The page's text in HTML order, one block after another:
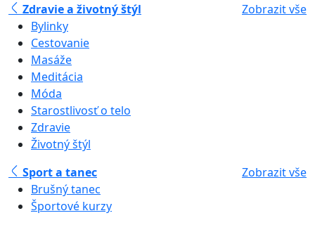
Zdravie a životný štýl
Zobrazit vše
Bylinky
Cestovanie
Masáže
Meditácia
Móda
Starostlivosť o telo
Zdravie
Životný štýl
Sport a tanec
Zobrazit vše
Brušný tanec
Športové kurzy